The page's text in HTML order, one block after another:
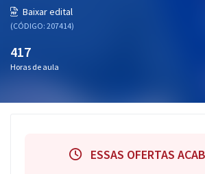
Blog
Aprovados
Baixar edital
(CÓDIGO: 207414)
417
Horas de aula
ESSAS OFERTAS